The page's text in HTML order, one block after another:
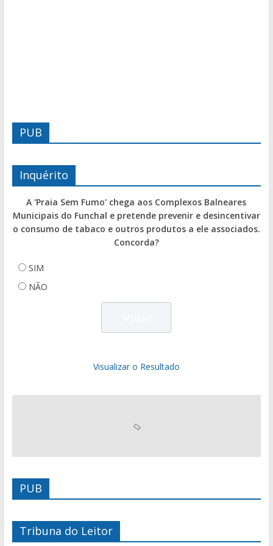
PUB
Inquérito
A 'Praia Sem Fumo' chega aos Complexos Balneares
Municipais do Funchal e pretende prevenir e desincentivar
o consumo de tabaco e outros produtos a ele associados.
Concorda?
SIM
NÃO
Visualizar o Resultado
PUB
Tribuna do Leitor